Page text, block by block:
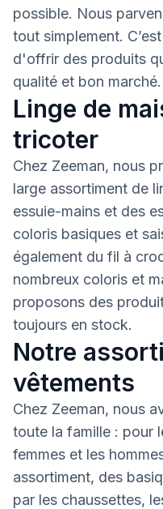
possible. Nous
tout simplement.
d'offrir des produits
qualité et bon marché.
Linge de
tricoter
Chez Zeeman, nous
large assortiment de
essuie-mains et des
coloris basiques et
également du fil à
nombreux coloris et
proposons des
toujours en stock.
Notre
vêtements
Chez Zeeman, nous
toute la famille : pour
femmes et les
assortiment, des
par les chaussettes,